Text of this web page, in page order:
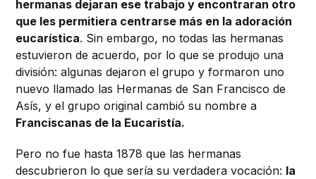
hermanas dejaran ese trabajo y encontraran otro
que les permitiera centrarse más en la adoración
eucarística. Sin embargo, no todas las hermanas
estuvieron de acuerdo, por lo que se produjo una
división: algunas dejaron el grupo y formaron uno
nuevo llamado las Hermanas de San Francisco de
Asís, y el grupo original cambió su nombre a
Franciscanas de la Eucaristía.
Pero no fue hasta 1878 que las hermanas
descubrieron lo que sería su verdadera vocación: la